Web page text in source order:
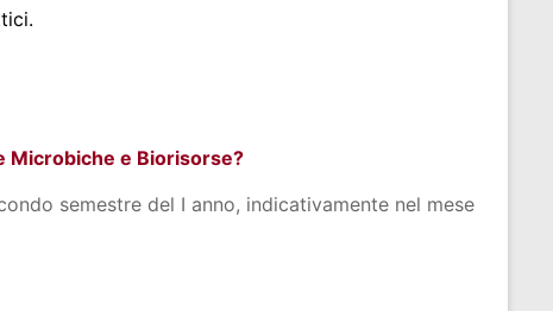
Microbiche e Biorisorse?
semestre del I anno, indicativamente nel mese